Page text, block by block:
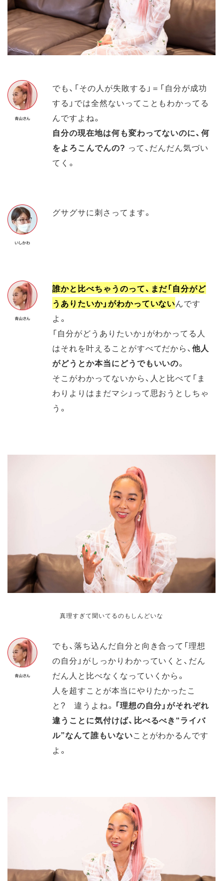
でも、「その人が失敗する」＝「自分が成功
する」では全然ないってこともわかってる
んですよね。
自分の現在地は何も変わってないのに、何
をよろこんでんの? って、だんだん気づい
てく。
グサグサに刺さってます。
誰かと比べちゃうのって、まだ「自分がど
うありたいか」がわかっていないんです
よ。
「自分がどうありたいか」がわかってる人
はそれを叶えることがすべてだから、他人
がどうとか本当にどうでもいいの。
そこがわかってないから、人と比べて「ま
わりよりはまだマシ」って思おうとしちゃ
う。
真理すぎて聞いてるのもしんどいな
でも、落ち込んだ自分と向き合って「理想
の自分」がしっかりわかっていくと、だん
だん人と比べなくなっていくから。
人を超すことが本当にやりたかったこ
と? 違うよね。 「理想の自分」がそれぞれ
違うことに気付けば、比べるべき“ライバ
ル”なんて誰もいないことがわかるんです
よ。